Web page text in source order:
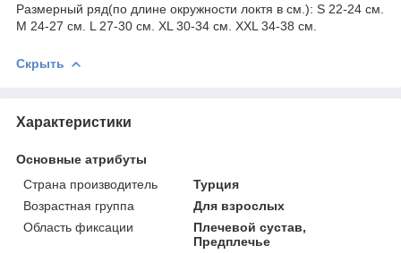
Размерный ряд(по длине окружности локтя в см.): S 22-24 см.
M 24-27 см. L 27-30 см. XL 30-34 см. XXL 34-38 см.
Скрыть
Характеристики
Основные атрибуты
Страна производитель
Турция
Возрастная группа
Для взрослых
Область фиксации
Плечевой сустав,
Предплечье